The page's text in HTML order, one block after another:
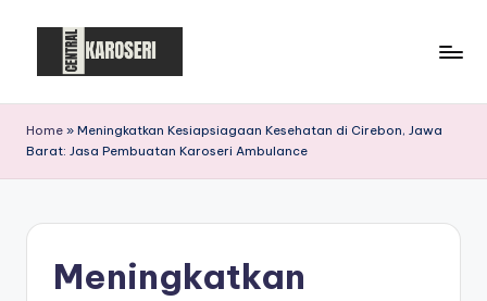
e
n
Home » Meningkatkan Kesiapsiagaan Kesehatan di Cirebon, Jawa
Barat: Jasa Pembuatan Karoseri Ambulance
Meningkatkan